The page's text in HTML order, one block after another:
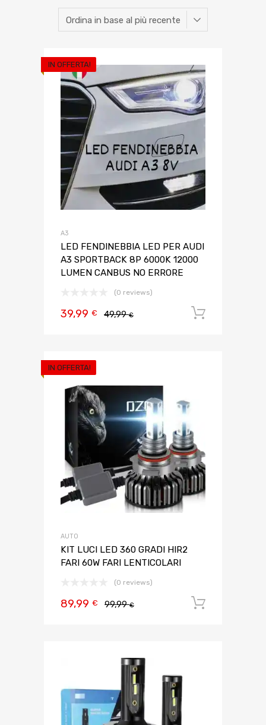
IN OFFERTA!
A3
LED FENDINEBBIA LED PER AUDI
A3 SPORTBACK 8P 6000K 12000
LUMEN CANBUS NO ERRORE
(0 reviews)
49,99€
39,99 €
IN OFFERTA!
AUTO
KIT LUCI LED 360 GRADI HIR2
FARI 60W FARI LENTICOLARI
(0 reviews)
99,99€
89,99 €